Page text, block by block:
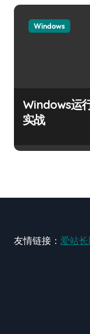
Windows
Windows运
实战
友情链接： 爱站长